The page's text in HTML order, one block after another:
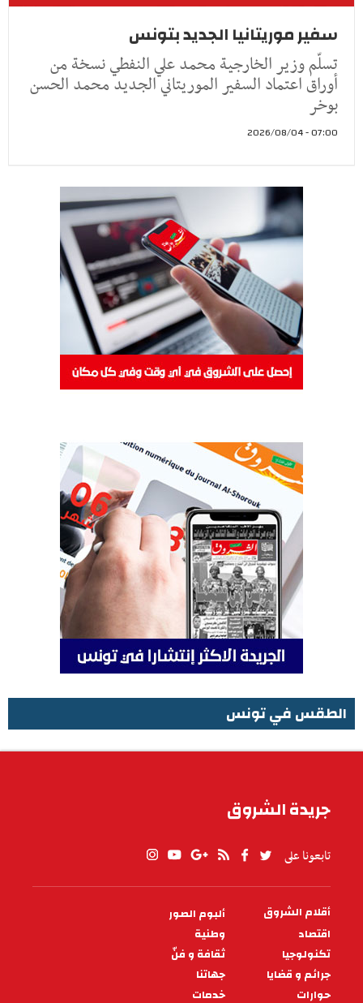
سفير موريتانيا الجديد بتونس
تسلّم وزير الخارجية محمد علي النفطي نسخة من
أوراق اعتماد السفير الموريتاني الجديد محمد الحسن
بوخر
07:00 - 2026/08/04
الطقس في تونس
جريدة الشروق
تابعونا على
PIED
DE
PAGE
أقلام الشروق
ألبوم الصور
اقتصاد
وطنية
تكنولوجيا
ثقافة و فنّ
جرائم و قضايا
جهاتنا
حوارات
خدمات